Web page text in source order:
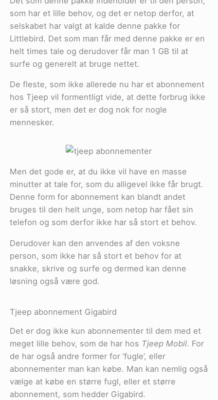
som har et lille behov, og det er netop derfor, at
selskabet har valgt at kalde denne pakke for
Littlebird. Det som man får med denne pakke er en
helt times tale og derudover får man 1 GB til at
surfe og generelt at bruge nettet.
De fleste, som ikke allerede nu har et abonnement
hos Tjeep vil formentligt vide, at dette forbrug ikke
er så stort, men det er dog nok for nogle
mennesker.
Men det gode er, at du ikke vil have en masse
minutter at tale for, som du alligevel ikke får brugt.
Denne form for abonnement kan blandt andet
bruges til den helt unge, som netop har fået sin
telefon og som derfor ikke har så stort et behov.
Derudover kan den anvendes af den voksne
person, som ikke har så stort et behov for at
snakke, skrive og surfe og dermed kan denne
løsning også være god.
Tjeep abonnement Gigabird
Det er dog ikke kun abonnementer til dem med et
meget lille behov, som de har hos Tjeep Mobil. For
de har også andre former for ’fugle’, eller
abonnementer man kan købe. Man kan nemlig også
vælge at købe en større fugl, eller et større
abonnement, som hedder Gigabird.